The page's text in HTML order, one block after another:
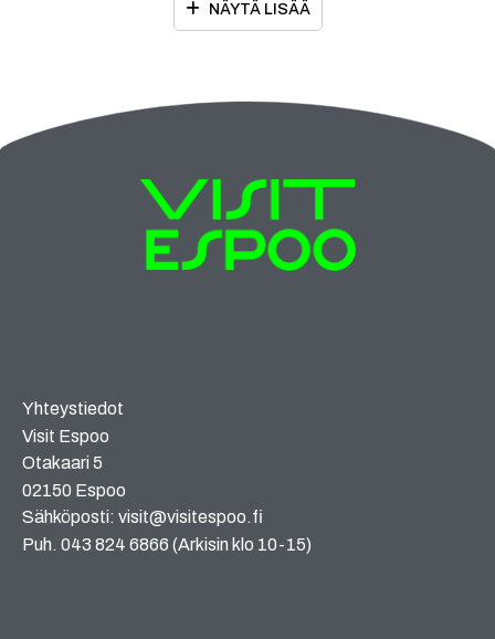
NÄYTÄ LISÄÄ
Yhteystiedot
Visit Espoo
Otakaari 5
02150 Espoo
Sähköposti: visit@visitespoo.fi
Puh. 043 824 6866 (Arkisin klo 10-15)